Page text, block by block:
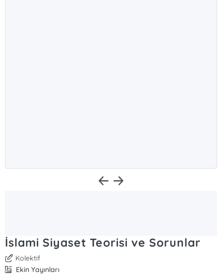
İslami Siyaset Teorisi ve Sorunlar
Kolektif
Ekin Yayınları